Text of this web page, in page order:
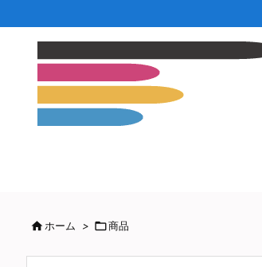
ホーム > 商品